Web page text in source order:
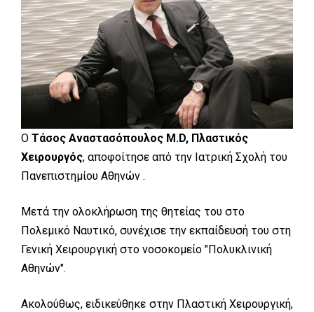
ΟΤάσος Αναστασόπουλος M.D, Πλαστικός
Χειρουργός, αποφοίτησε από την Ιατρική Σχολή του
Πανεπιστημίου Αθηνών .
Μετά την ολοκλήρωση της θητείας του στο
Πολεμικό Ναυτικό, συνέχισε την εκπαίδευσή του στη
Γενική Χειρουργική στο νοσοκομείο "Πολυκλινική
Αθηνών".
Ακολούθως, ειδικεύθηκε στην Πλαστική Χειρουργική,